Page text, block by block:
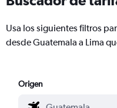
Usa los siguientes filtros
desde Guatemala a Lima
Origen